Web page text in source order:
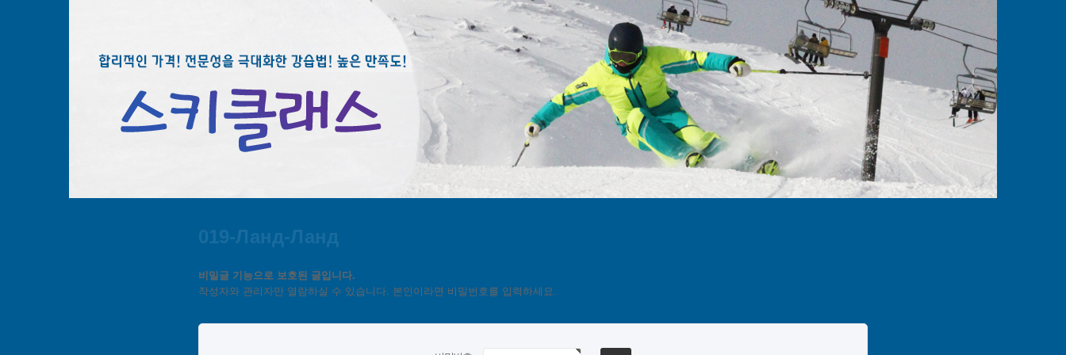
019-Ланд-Ланд
비밀글 기능으로 보호된 글입니다.
작성자와 관리자만 열람하실 수 있습니다. 본인이라면 비밀번호를 입력하세요.